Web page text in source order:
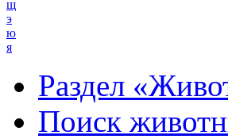
щ
э
ю
я
Раздел
Поиск